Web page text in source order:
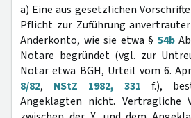
a) Eine aus gesetzlichen
Pflicht zur Zuführung
Anderkonto, wie sie etwa § 54b
Notare begründet (vgl. zur
Notar etwa BGH, Urteil vom 6.
8/82, NStZ 1982, 331 f.),
Angeklagten nicht. Vertragliche